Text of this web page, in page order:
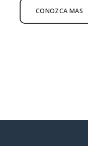
CONOZCA MAS